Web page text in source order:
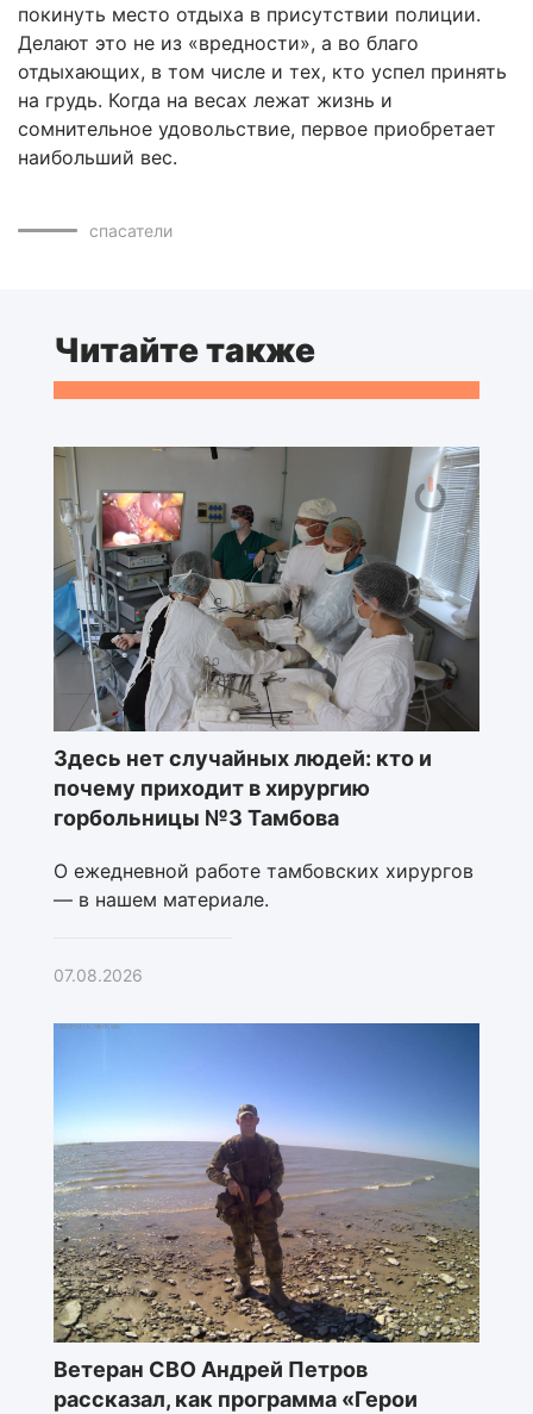
покинуть место отдыха в присутствии полиции.
Делают это не из «вредности», а во благо
отдыхающих, в том числе и тех, кто успел принять
на грудь. Когда на весах лежат жизнь и
сомнительное удовольствие, первое приобретает
наибольший вес.
спасатели
Читайте также
Здесь нет случайных людей: кто и
почему приходит в хирургию
горбольницы №3 Тамбова
О ежедневной работе тамбовских хирургов
— в нашем материале.
07.08.2026
Ветеран СВО Андрей Петров
рассказал, как программа «Герои